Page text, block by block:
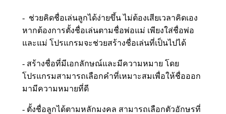
- ช่วยคิดชื่อเล่นลูกได้ง่ายขึ้น ไม่ต้องเสียเวลาคิดเอง
หากต้องการตั้งชื่อเล่นตามชื่อพ่อแม่ เพียงใส่ชื่อพ่อ
และแม่ โปรแกรมจะช่วยสร้างชื่อเล่นที่เป็นไปได้
- สร้างชื่อที่มีเอกลักษณ์และมีความหมาย โดย
โปรแกรมสามารถเลือกคำที่เหมาะสมเพื่อให้ชื่อออก
มามีความหมายที่ดี
- ตั้งชื่อลูกได้ตามหลักมงคล สามารถเลือกตัวอักษรที่